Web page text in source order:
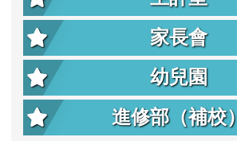
家長會
幼兒園
進修部（補校）